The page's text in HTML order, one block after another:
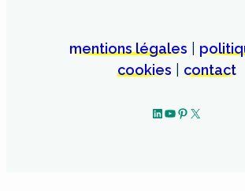
mentions légales
cookies
contact
LinkedIn
YouTube
Pinterest
X